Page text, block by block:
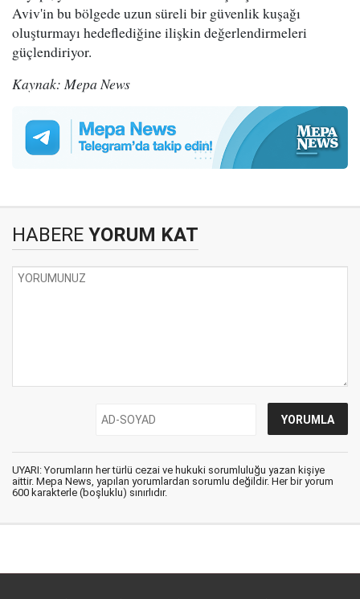
Aviv'in bu bölgede uzun süreli bir güvenlik kuşağı
oluşturmayı hedeflediğine ilişkin değerlendirmeleri
güçlendiriyor.
Kaynak: Mepa News
HABERE YORUM KAT
UYARI: Yorumların her türlü cezai ve hukuki sorumluluğu yazan kişiye
aittir. Mepa News, yapılan yorumlardan sorumlu değildir. Her bir yorum
600 karakterle (boşluklu) sınırlıdır.